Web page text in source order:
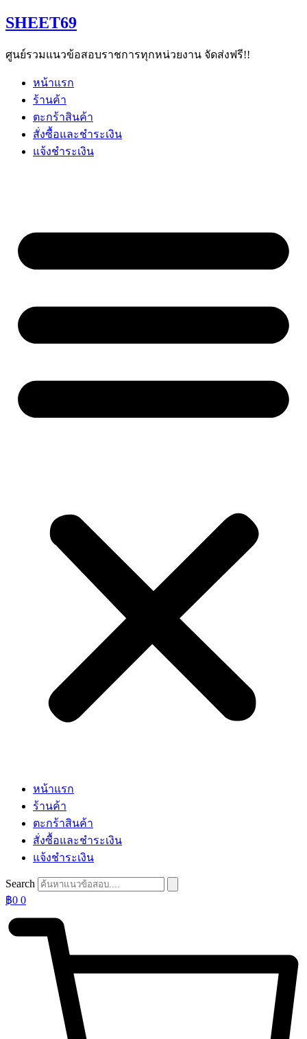
Skip
to
SHEET69
ศูนย์รวมแนวข้อสอบราชการทุกหน่วยงาน จัดส่งฟรี!!
หน้าแรก
ร้านค้า
ตะกร้าสินค้า
สั่งซื้อและชำระเงิน
แจ้งชำระเงิน
หน้าแรก
ร้านค้า
ตะกร้าสินค้า
สั่งซื้อและชำระเงิน
แจ้งชำระเงิน
Search
฿0 0